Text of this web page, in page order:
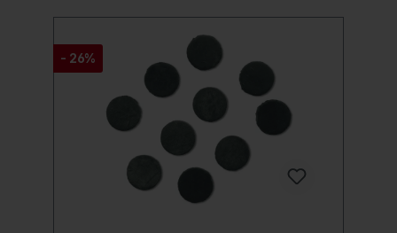
- 26%